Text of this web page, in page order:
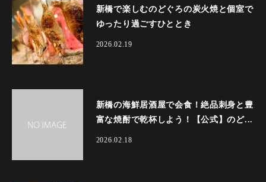
新橋で楽しむのどぐろの炭火焼と個室で
ゆったり過ごすひととき
2026.02.19
新橋の海鮮居酒屋で会食！絶品刺身と豊
富な焼酎で乾杯しよう！【公式】のど...
2026.02.18